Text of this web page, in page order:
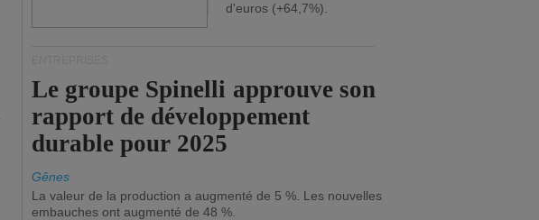
d'euros (+64,7%).
Le groupe Spinelli approuve son
rapport de développement
durable pour 2025
Gênes
La valeur de la production a augmenté de 5 %. Les nouvelles
embauches ont augmenté de 48 %.